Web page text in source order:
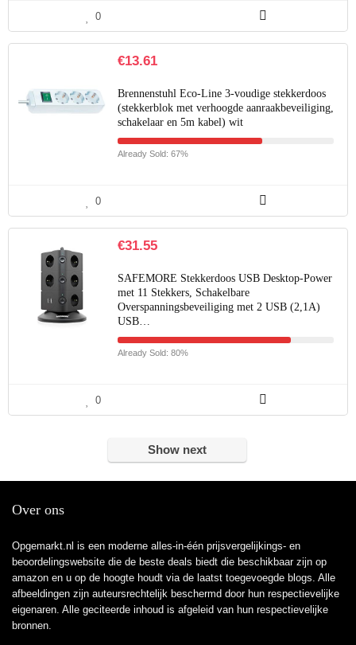
0
€13.61
Brennenstuhl Eco-Line 3-voudige stekkerdoos
(stekkerblok met verhoogde aanraakbeveiliging,
schakelaar en 5m kabel) wit
Already Sold: 67%
0
€31.55
SAFEMORE Stekkerdoos USB Desktop-Power
met 11 Stekkers, Schakelbare
Overspanningsbeveiliging met 2 USB (2,1A)
USB…
Already Sold: 80%
0
Show next
Over ons
Opgemarkt.nl is een moderne alles-in-één prijsvergelijkings- en
beoordelingswebsite die de beste deals biedt die beschikbaar zijn op
amazon en u op de hoogte houdt via de laatst toegevoegde blogs. Alle
afbeeldingen zijn auteursrechtelijk beschermd door hun respectievelijke
eigenaren. Alle geciteerde inhoud is afgeleid van hun respectievelijke
bronnen.